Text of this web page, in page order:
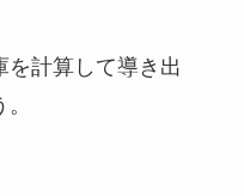
を計算して導き出